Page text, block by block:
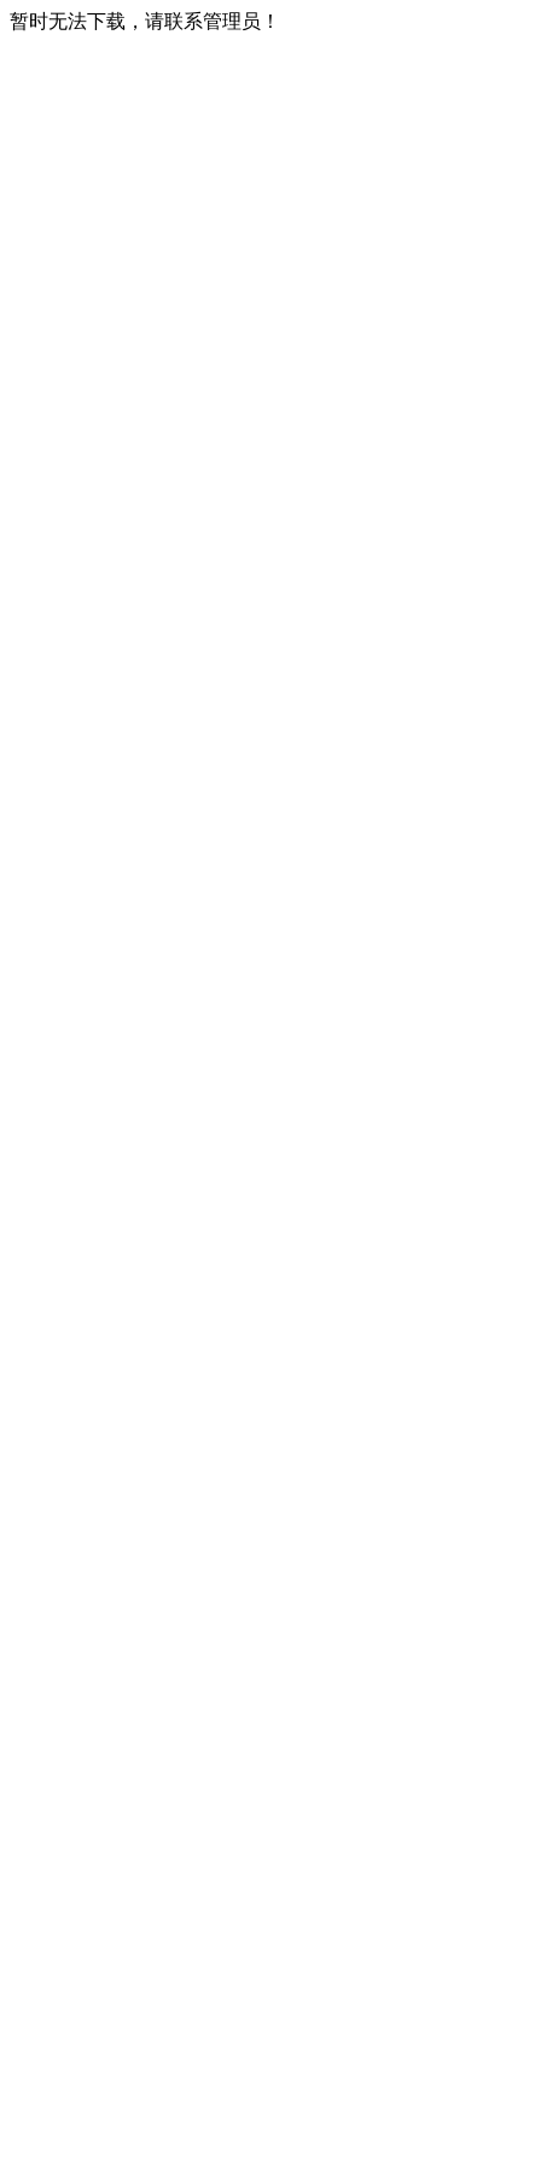
暂时无法下载，请联系管理员！